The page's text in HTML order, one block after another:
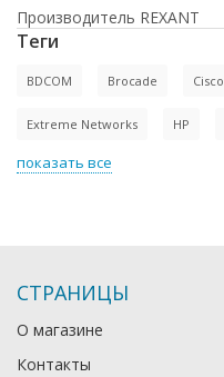
Производитель REXANT
Теги
BDCOM Brocade Cisco
Extreme Networks HP
показать все
СТРАНИЦЫ
О магазине
Контакты